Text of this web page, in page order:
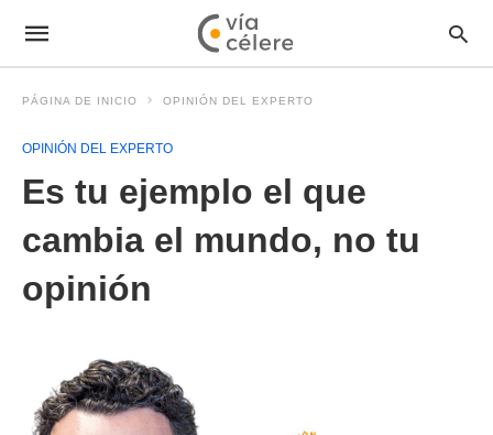
PÁGINA DE INICIO OPINIÓN DEL EXPERTO
OPINIÓN DEL EXPERTO
Es tu ejemplo el que
cambia el mundo, no tu
opinión